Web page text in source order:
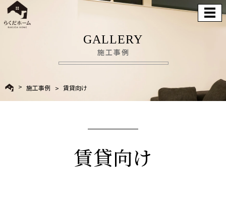
GALLERY
施工事例
施工事例 賃貸向け
賃貸向け